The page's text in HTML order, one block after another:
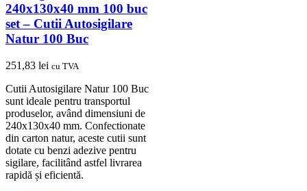
240x130x40 mm 100 buc
set – Cutii Autosigilare
Natur 100 Buc
251,83 lei cu TVA
Cutii Autosigilare Natur 100 Buc
sunt ideale pentru transportul
produselor, având dimensiuni de
240x130x40 mm. Confectionate
din carton natur, aceste cutii sunt
dotate cu benzi adezive pentru
sigilare, facilitând astfel livrarea
rapidă și eficientă.